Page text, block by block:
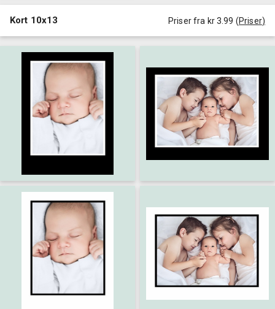
Kort 10x13 Priser fra kr 3.99 (Priser)